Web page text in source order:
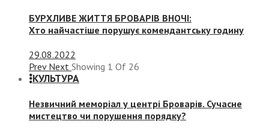
БУРХЛИВЕ ЖИТТЯ БРОВАРІВ ВНОЧІ:
Хто найчастіше порушує комендантську годину
29.08.2022
Prev Next Showing 1 Of 26
КУЛЬТУРА
Незвичний меморіал у центрі Броварів. Сучасне
мистецтво чи порушення порядку?